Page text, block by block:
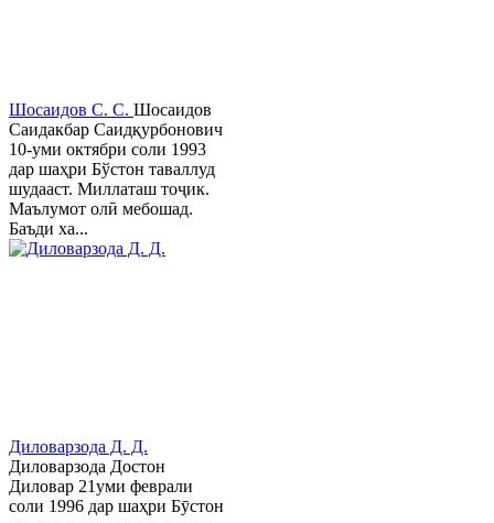
Шосаидов С. С. Шосаидов
Саидакбар Саидқурбонович
10-уми октябри соли 1993
дар шаҳри Бўстон таваллуд
шудааст. Миллаташ тоҷик.
Маълумот олӣ мебошад.
Баъди ха...
Диловарзода Д. Д.
Диловарзода Достон
Диловар 21уми феврали
соли 1996 дар шаҳри Бӯстон